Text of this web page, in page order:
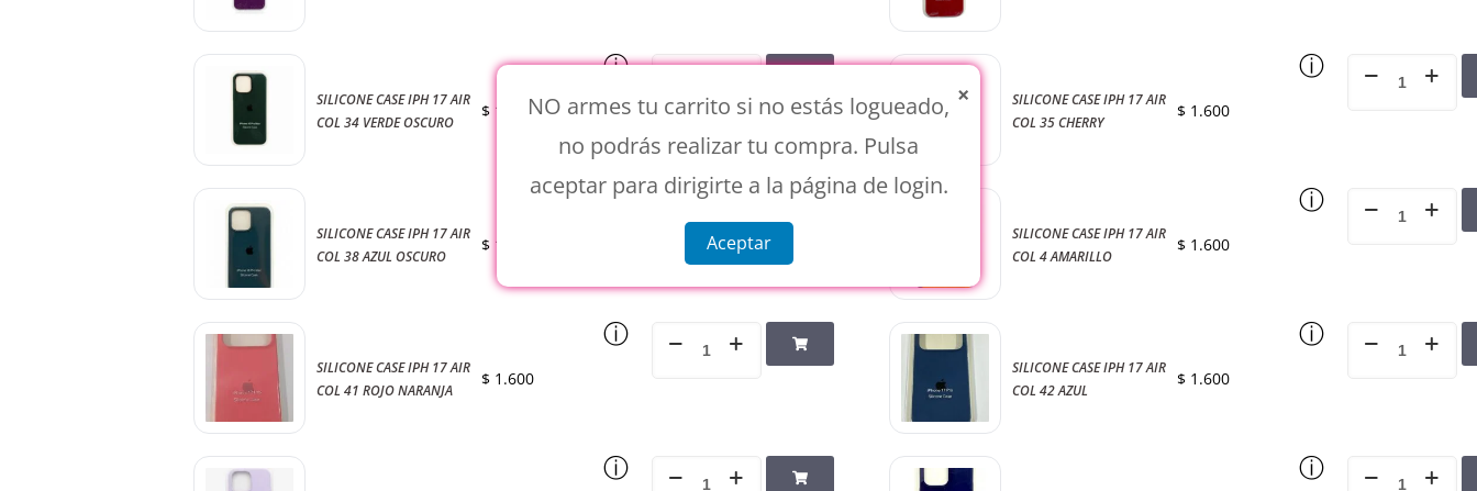
SILICONE CASE IPH 17 AIR
COL 34 VERDE OSCURO
$ 1.600
ⓘ
SILICONE CASE IPH 17 AIR
COL 35 CHERRY
$1.600
ⓘ
SILICONE CASE IPH 17 AIR
COL 38 AZUL OSCURO
$ 1.600
ⓘ
SILICONE CASE IPH 17 AIR
COL 4 AMARILLO
$1.600
ⓘ
SILICONE CASE IPH 17 AIR
COL 41 ROJO NARANJA
$1.600
ⓘ
SILICONE CASE IPH 17 AIR
COL 42 AZUL
$1.600
ⓘ
ⓘ ⓘ
×
NO armes tu carrito si no estás logueado,
no podrás realizar tu compra. Pulsa
aceptar para dirigirte a la página de login.
Aceptar